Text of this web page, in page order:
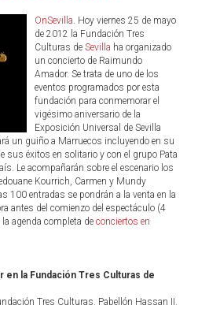
OnSevilla. Hoy viernes 25 de mayo
de 2012 la Fundación Tres
Culturas de Sevilla ha organizado
un concierto de Raimundo
Amador. Se trata de uno de los
eventos programados por esta
fundación para conmemorar el
vigésimo aniversario de la
Exposición Universal de Sevilla
un guiño a Marruecos incluyendo en su
sus éxitos en solitario y con el grupo Pata
Le acompañarán sobre el escenario los
Kourrich, Carmen y Mundy
100 entradas se pondrán a la venta en la
antes del comienzo del espectáculo (4
agenda completa de conciertos en
en la Fundación Tres Culturas de
Tres Culturas. Pabellón Hassan II.